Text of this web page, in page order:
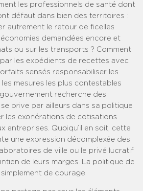
les professionnels de santé dont
défaut dans bien des territoires :
autrement le retour de ficelles
demandées encore et
ou sur les transports ? Comment
les expédients de recettes avec
sensés responsabiliser les
les mesures les plus contestables
recherche des
prive par ailleurs dans sa politique
les exonérations de cotisations
entreprises. Quoiqu’il en soit, cette
une expression décomplexée des
de ville ou le privé lucratif
de leurs marges. La politique de
de courage.